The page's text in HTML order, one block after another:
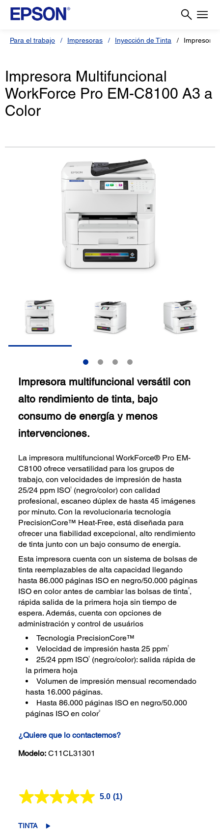
Para el trabajo Impresoras Inyección de Tinta Impresora
Impresora Multifuncional
WorkForce Pro EM-C8100 A3 a
Color
Impresora multifuncional versátil con
alto rendimiento de tinta, bajo
consumo de energía y menos
intervenciones.
La impresora multifuncional WorkForce® Pro EM-
C8100 ofrece versatilidad para los grupos de
trabajo, con velocidades de impresión de hasta
25/24 ppm ISO†
(negro/color) con calidad
profesional, escaneo dúplex de hasta 45 imágenes
por minuto. Con la revolucionaria tecnología
PrecisionCore™ Heat-Free, está diseñada para
ofrecer una fiabilidad excepcional, alto rendimiento
de tinta junto con un bajo consumo de energía.
Esta impresora cuenta con un sistema de bolsas de
tinta reemplazables de alta capacidad llegando
hasta 86.000 páginas ISO en negro/50.000 páginas
ISO en color antes de cambiar las bolsas de tinta2,
rápida salida de la primera hoja sin tiempo de
espera. Además, cuenta con opciones de
administración y control de usuários
Tecnología PrecisionCore™
Velocidad de impresión hasta 25 ppm†
25/24 ppm ISO†
(negro/color): salida rápida de
la primera hoja
Volumen de impresión mensual recomendado
hasta 16.000 páginas.
Hasta 86.000 páginas ISO en negro/50.000
páginas ISO en color2
¿Quiere que lo contactemos?
Modelo: C11CL31301
5.0 Lea
(1)
TINTA